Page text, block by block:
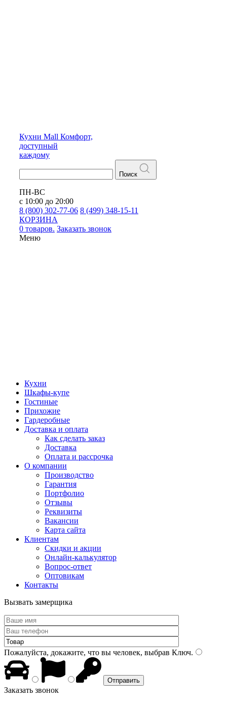
Кухни Mall Комфорт,
доступный
каждому
Поиск
ПН-ВС
с 10:00 до 20:00
8 (800) 302-77-06 8 (499) 348-15-11
КОРЗИНА
0 товаров. Заказать звонок
Меню
Кухни
Шкафы-купе
Гостиные
Прихожие
Гардеробные
Доставка и оплата
Как сделать заказ
Доставка
Оплата и рассрочка
О компании
Производство
Гарантия
Портфолио
Отзывы
Реквизиты
Вакансии
Карта сайта
Клиентам
Скидки и акции
Онлайн-калькулятор
Вопрос-ответ
Оптовикам
Контакты
Вызвать замерщика
Пожалуйста, докажите, что вы человек, выбрав Ключ.
Заказать звонок